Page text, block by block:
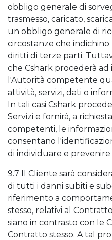
obbligo generale di
trasmesso, caricato,
un obbligo generale di
circostanze che indichino
diritti di terze parti.
che Cshark procederà
l'Autorità competente
attività, servizi, dati o
In tali casi Cshark
Servizi e fornirà, a
competenti, le
consentano
di individuare e
9.7 Il Cliente sarà
di tutti i danni subiti e
riferimento a
stesso, relativi al
siano in contrasto con le
Contratto stesso. A tal